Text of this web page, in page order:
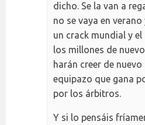
dicho. Se la van a
no se vaya en
un crack mundial y
los millones de
harán creer de
equipazo que gana
por los árbitros.
Y si lo pensáis